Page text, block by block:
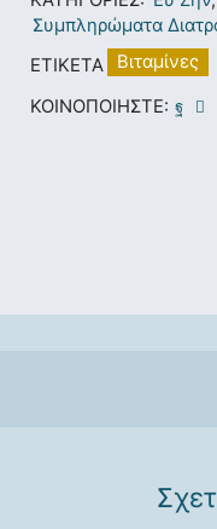
Συμπληρώματα
ΕΤΙΚΈΤΑ
Βιταμίνες
ΚΟΙΝΟΠΟΙΉΣΤΕ: